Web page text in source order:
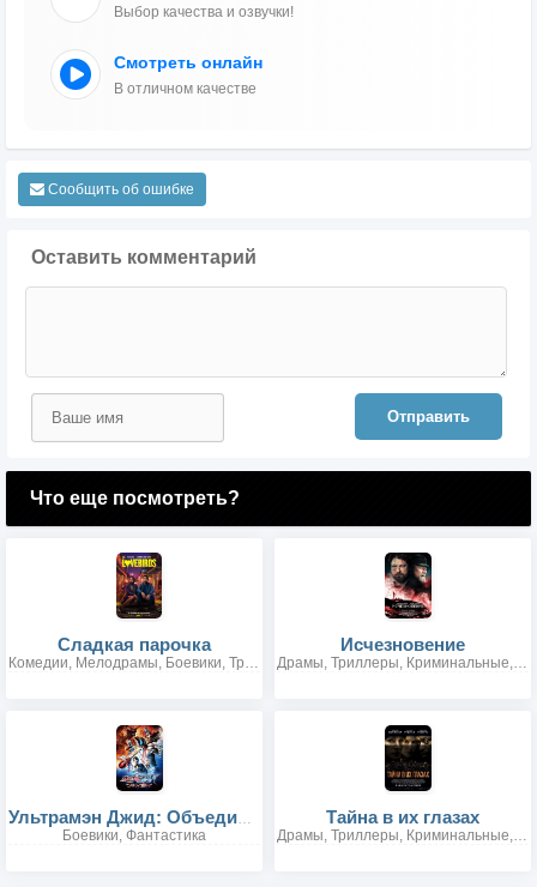
Выбор качества и озвучки!
Смотреть онлайн
В отличном качестве
Сообщить об ошибке
Оставить комментарий
Отправить
Что еще посмотреть?
Cладкая парочка
Комедии, Мелодрамы, Боевики, Триллеры, Криминальные, Детективы
Исчезновение
Драмы, Триллеры, Криминальные, Детективы
Ультрамэн Джид: Объедини их Волю!
Боевики, Фантастика
Тайна в их глазах
Драмы, Триллеры, Криминальные, Детективы